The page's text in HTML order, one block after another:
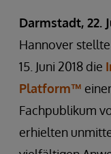
Darmstadt, 22.
Hannover stellte
15. Juni 2018 die
Platform™
Fachpublikum
erhielten